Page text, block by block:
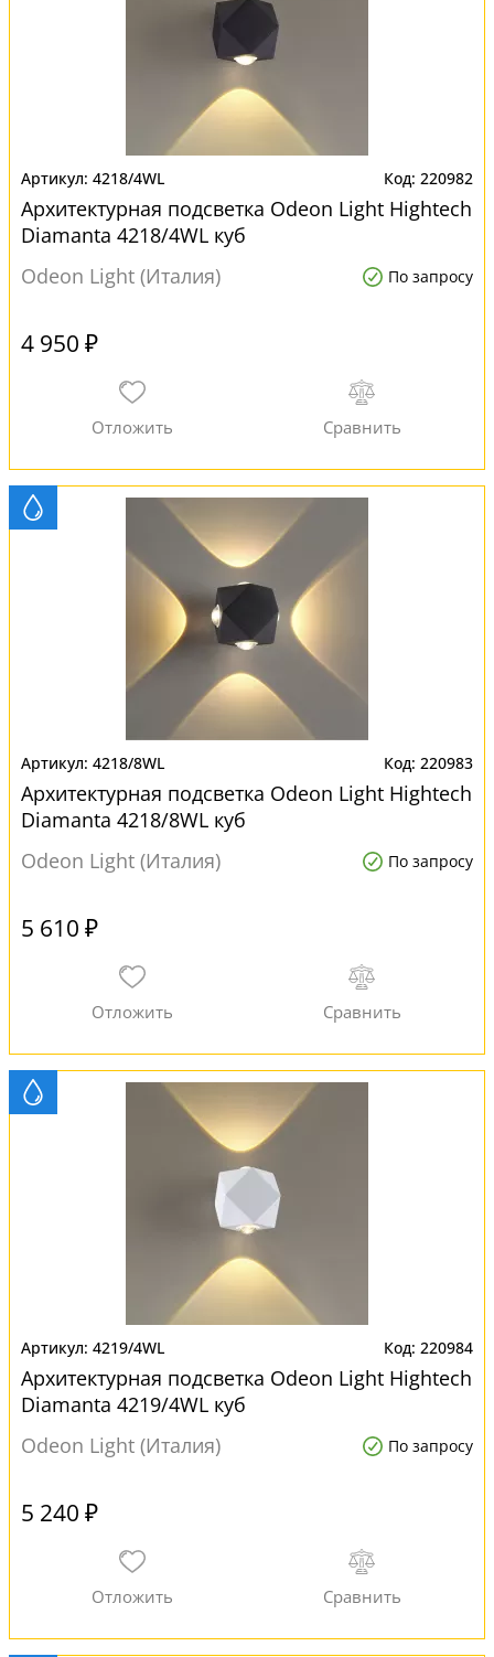
4218/4WL 220982
Архитектурная подсветка Odeon Light Hightech
Diamanta 4218/4WL куб
Odeon Light (Италия)
По запросу
4 950 ₽
4218/8WL 220983
Архитектурная подсветка Odeon Light Hightech
Diamanta 4218/8WL куб
Odeon Light (Италия)
По запросу
5 610 ₽
4219/4WL 220984
Архитектурная подсветка Odeon Light Hightech
Diamanta 4219/4WL куб
Odeon Light (Италия)
По запросу
5 240 ₽